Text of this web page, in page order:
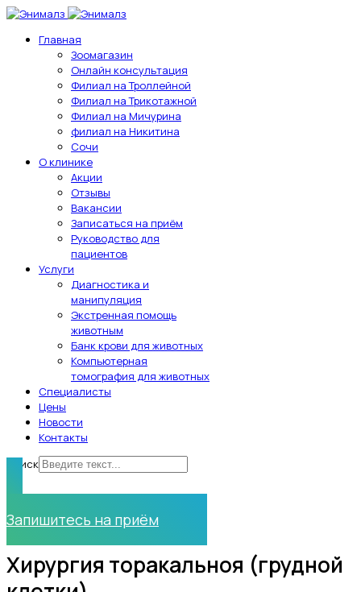
Главная
Зоомагазин
Онлайн консультация
Филиал на Троллейной
Филиал на Трикотажной
Филиал на Мичурина
филиал на Никитина
Сочи
О клинике
Акции
Отзывы
Вакансии
Записаться на приём
Руководство для
пациентов
Услуги
Диагностика и
манипуляция
Экстренная помощь
животным
Банк крови для животных
Компьютерная
томография для животных
Специалисты
Цены
Новости
Контакты
Поиск
Запишитесь на приём
Хирургия торакальноя (грудной